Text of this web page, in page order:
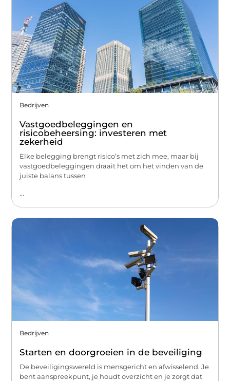
Bedrijven
Vastgoedbeleggingen en
risicobeheersing: investeren met
zekerheid
Elke belegging brengt risico’s met zich mee, maar bij
vastgoedbeleggingen draait het om het vinden van de
juiste balans tussen
...
Bedrijven
Starten en doorgroeien in de beveiliging
De beveiligingswereld is mensgericht en afwisselend. Je
bent aanspreekpunt, je houdt overzicht en je zorgt dat